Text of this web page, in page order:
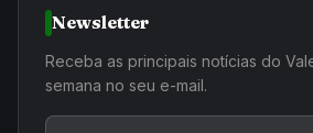
Newsletter
Receba as principais notícias do
semana no seu e-mail.